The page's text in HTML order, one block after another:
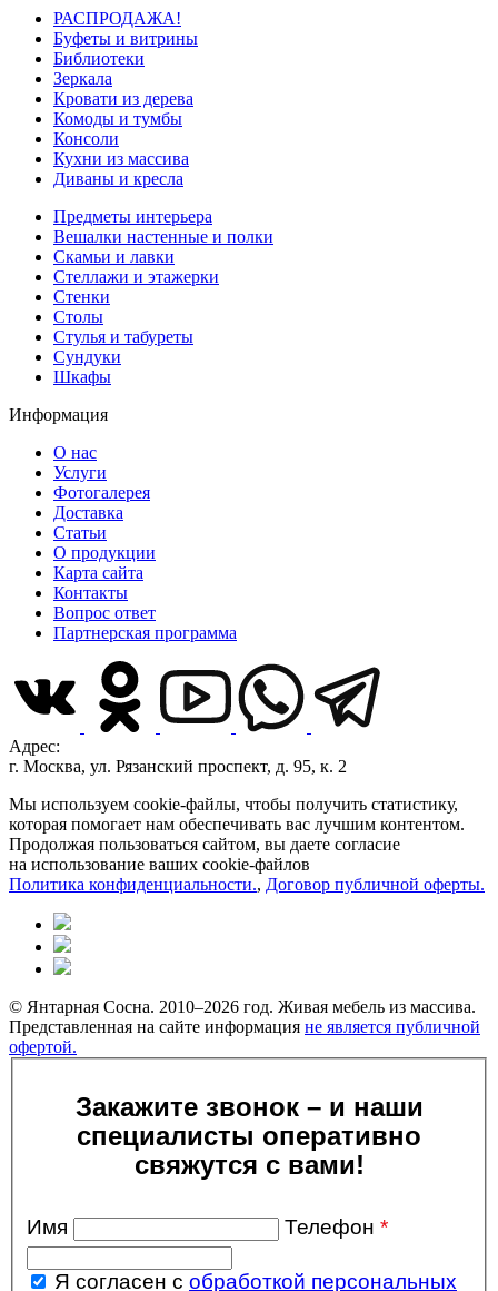
РАСПРОДАЖА!
Буфеты и витрины
Библиотеки
Зеркала
Кровати из дерева
Комоды и тумбы
Консоли
Кухни из массива
Диваны и кресла
Предметы интерьера
Вешалки настенные и полки
Скамьи и лавки
Стеллажи и этажерки
Стенки
Столы
Стулья и табуреты
Сундуки
Шкафы
Информация
О нас
Услуги
Фотогалерея
Доставка
Статьи
О продукции
Карта сайта
Контакты
Вопрос ответ
Партнерская программа
Адрес:
г. Москва, ул. Рязанский проспект, д. 95, к. 2
Мы используем cookie-файлы, чтобы получить статистику,
которая помогает нам обеспечивать вас лучшим контентом.
Продолжая пользоваться сайтом, вы даете согласие
на использование ваших cookie-файлов
Политика конфиденциальности., Договор публичной оферты.
© Янтарная Сосна. 2010–2026 год. Живая мебель из массива.
Представленная на сайте информация не является публичной
офертой.
Закажите звонок – и наши
специалисты оперативно
свяжутся с вами!
Имя Телефон *
Я согласен с обработкой персональных